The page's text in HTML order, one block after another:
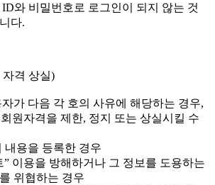
와 비밀번호로 로그인이 되지 않는 것
다.
자격 상실)
가 다음 각 호의 사유에 해당하는 경우,
원자격을 제한, 정지 또는 상실시킬 수
내용을 등록한 경우
” 이용을 방해하거나 그 정보를 도용하는
위협하는 경우